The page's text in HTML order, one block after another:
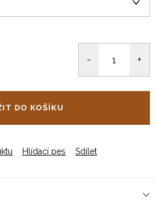
DO KOŠÍKU
Hlídací pes Sdílet